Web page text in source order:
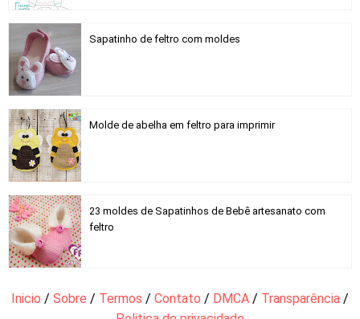
Sapatinho de feltro com moldes
Molde de abelha em feltro para imprimir
23 moldes de Sapatinhos de Bebê artesanato com
feltro
Inicio / Sobre / Termos / Contato / DMCA / Transparência /